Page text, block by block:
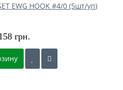
EWG HOOK #4/0 (5шт/уп)
грн.